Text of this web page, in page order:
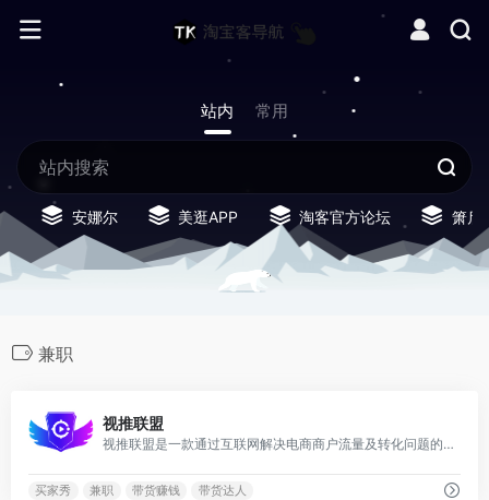
站内 常用
安娜尔 美逛APP 淘客官方论坛 箫启
兼职
视推联盟
视推联盟是一款通过互联网解决电商商户流量及转化问题的服务平台，也是抖客通过抖音推广获得收益的平台。拍客及抖客们通过承接商家发布的任务把自己的拍摄技巧、剪辑能力和分享好物等经验转换成实际收益，同时为商家带去转化与流量！
买家秀 兼职 带货赚钱 带货达人